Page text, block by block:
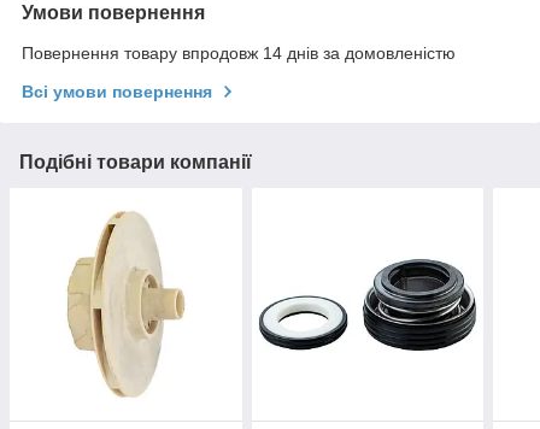
Умови повернення
Повернення товару впродовж 14 днів за домовленістю
Всі умови повернення
Подібні товари компанії